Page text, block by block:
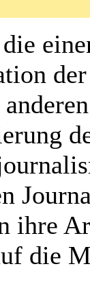
ihre
die